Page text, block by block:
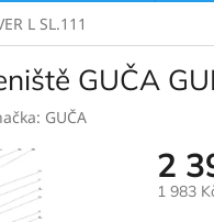
L SL.111
GUČA
GUČA
2
1 983